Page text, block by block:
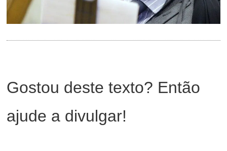
Gostou deste texto? Então
ajude a divulgar!